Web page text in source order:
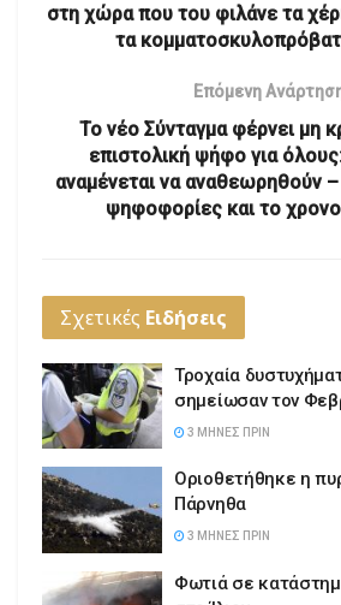
στη χώρα που του φιλάνε τα
τα
Επόμενη
Το νέο Σύνταγμα φέρνει μη
επιστολική ψήφο για
αναμένεται να αναθεωρηθούν –
ψηφοφορίες και το
Σχετικές Ειδήσεις
Τροχαία
σημείωσαν τον
3 ΜΉΝΕΣ ΠΡΙΝ
Οριοθετήθηκε η
Πάρνηθα
3 ΜΉΝΕΣ ΠΡΙΝ
Φωτιά σε